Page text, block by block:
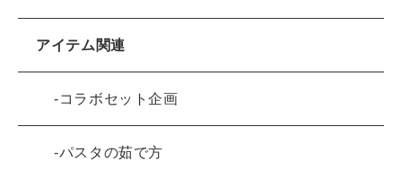
アイテム関連
コラボセット企画
パスタの茹で方